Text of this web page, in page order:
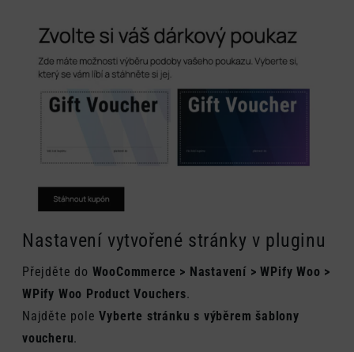
Nastavení vytvořené stránky v pluginu
Přejděte do WooCommerce > Nastavení > WPify Woo >
WPify Woo Product Vouchers.
Najděte poleVyberte stránku s výběrem šablony
voucheru.